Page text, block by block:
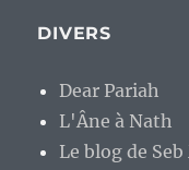
DIVERS
Dear Pariah
L'Âne à Nath
Le blog de